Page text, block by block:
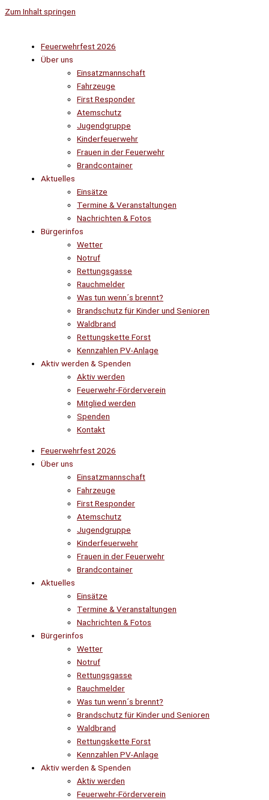
Zum Inhalt springen
Feuerwehrfest 2026
Über uns
Einsatzmannschaft
Fahrzeuge
First Responder
Atemschutz
Jugendgruppe
Kinderfeuerwehr
Frauen in der Feuerwehr
Brandcontainer
Aktuelles
Einsätze
Termine & Veranstaltungen
Nachrichten & Fotos
Bürgerinfos
Wetter
Notruf
Rettungsgasse
Rauchmelder
Was tun wenn´s brennt?
Brandschutz für Kinder und Senioren
Waldbrand
Rettungskette Forst
Kennzahlen PV-Anlage
Aktiv werden & Spenden
Aktiv werden
Feuerwehr-Förderverein
Mitglied werden
Spenden
Kontakt
Feuerwehrfest 2026
Über uns
Einsatzmannschaft
Fahrzeuge
First Responder
Atemschutz
Jugendgruppe
Kinderfeuerwehr
Frauen in der Feuerwehr
Brandcontainer
Aktuelles
Einsätze
Termine & Veranstaltungen
Nachrichten & Fotos
Bürgerinfos
Wetter
Notruf
Rettungsgasse
Rauchmelder
Was tun wenn´s brennt?
Brandschutz für Kinder und Senioren
Waldbrand
Rettungskette Forst
Kennzahlen PV-Anlage
Aktiv werden & Spenden
Aktiv werden
Feuerwehr-Förderverein